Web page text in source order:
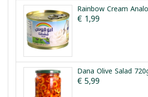
Rainbow Cream
€ 1,99
Dana Olive Salad
€ 5,99